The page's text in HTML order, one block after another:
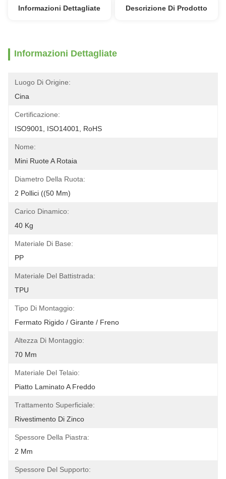
Informazioni Dettagliate Descrizione Di Prodotto
Informazioni Dettagliate
Luogo Di Origine:
Cina
Certificazione:
ISO9001, ISO14001, RoHS
Nome:
Mini Ruote A Rotaia
Diametro Della Ruota:
2 Pollici ((50 Mm)
Carico Dinamico:
40 Kg
Materiale Di Base:
PP
Materiale Del Battistrada:
TPU
Tipo Di Montaggio:
Fermato Rigido / Girante / Freno
Altezza Di Montaggio:
70 Mm
Materiale Del Telaio:
Piatto Laminato A Freddo
Trattamento Superficiale:
Rivestimento Di Zinco
Spessore Della Piastra:
2 Mm
Spessore Del Supporto: